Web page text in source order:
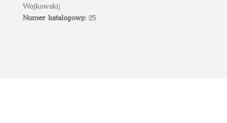
Wojkowski)
Numer katalogowy:25